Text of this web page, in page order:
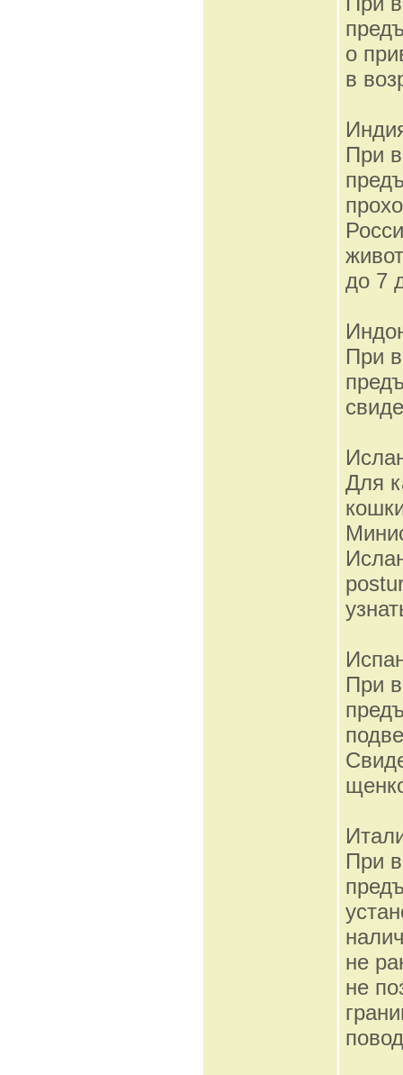
о
в
При
до 7
При
Для
При
При
не
не